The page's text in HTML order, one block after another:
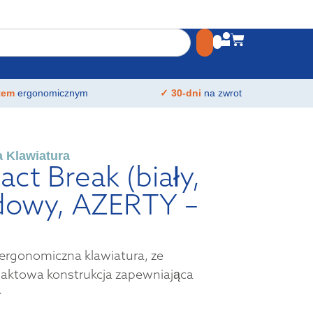
ergonomicznym ✓ 30-dni na zwrot
Klawiatura
Break (biały,
AZERTY –
klawiatura, ze
konstrukcja zapewniająca